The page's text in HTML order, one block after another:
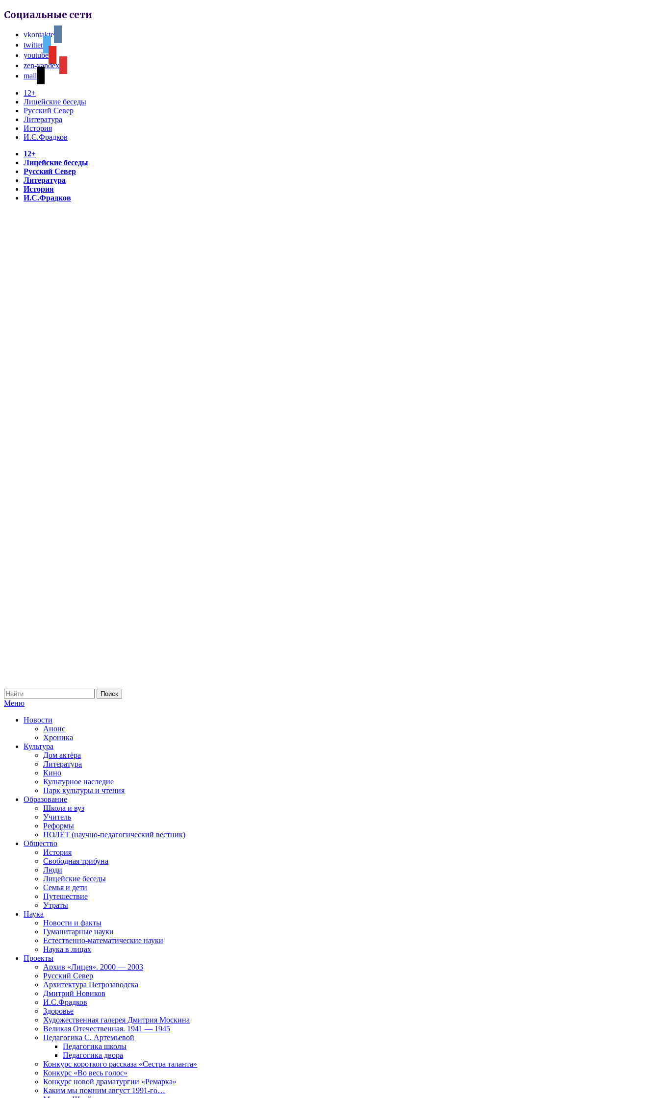
Социальные сети
vkontakte
twitter
youtube
zen-yandex
mail
12+
Лицейские беседы
Русский Север
Литература
История
И.С.Фрадков
12+
Лицейские беседы
Русский Север
Литература
История
И.С.Фрадков
Меню
Новости
Анонс
Хроника
Культура
Дом актёра
Литература
Кино
Культурное наследие
Парк культуры и чтения
Образование
Школа и вуз
Учитель
Реформы
ПОЛЁТ (научно-педагогический вестник)
Общество
История
Свободная трибуна
Люди
Лицейские беседы
Семья и дети
Путешествие
Утраты
Наука
Новости и факты
Гуманитарные науки
Естественно-математические науки
Наука в лицах
Проекты
Архив «Лицея». 2000 — 2003
Русский Север
Архитектура Петрозаводска
Дмитрий Новиков
И.С.Фрадков
Здоровье
Художественная галерея Дмитрия Москина
Великая Отечественная. 1941 — 1945
Педагогика С. Артемьевой
Педагогика школы
Педагогика двора
Конкурс короткого рассказа «Сестра таланта»
Конкурс «Во весь голос»
Конкурс новой драматургии «Ремарка»
Каким мы помним август 1991-го…